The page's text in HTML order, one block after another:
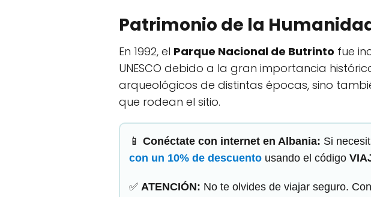
Patrimonio de la
En 1992, el Parque Nacional de Butrinto fue
UNESCO debido a la gran importancia
arqueológicos de distintas épocas, sino
que rodean el sitio.
📱 Conéctate con internet en Albania: Si
con un 10% de descuento usando el código
✅ ATENCIÓN: No te olvides de viajar seguro.